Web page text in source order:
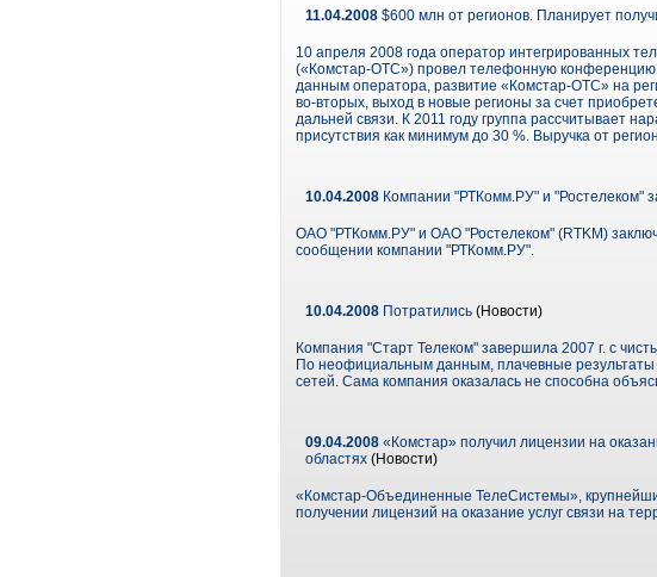
11.04.2008 $600 млн от регионов. Планирует
10 апреля 2008 года оператор интегрированных
(«Комстар-ОТС») провел телефонную
данным оператора, развитие «Комстар-ОТС» на
во-вторых, выход в новые регионы за счет
дальней связи. К 2011 году группа рассчитывает
присутствия как минимум до 30 %. Выручка от
10.04.2008 Компании "РТКомм.РУ" и "Ростелеком"
ОАО "РТКомм.РУ" и ОАО "Ростелеком" (RTKM)
сообщении компании "РТКомм.РУ".
10.04.2008 Потратились (Новости)
Компания "Старт Телеком" завершила 2007 г. с
По неофициальным данным, плачевные результаты
сетей. Сама компания оказалась не способна
09.04.2008 «Комстар» получил лицензии на
областях (Новости)
«Комстар-Объединенные ТелеСистемы»,
получении лицензий на оказание услуг связи на